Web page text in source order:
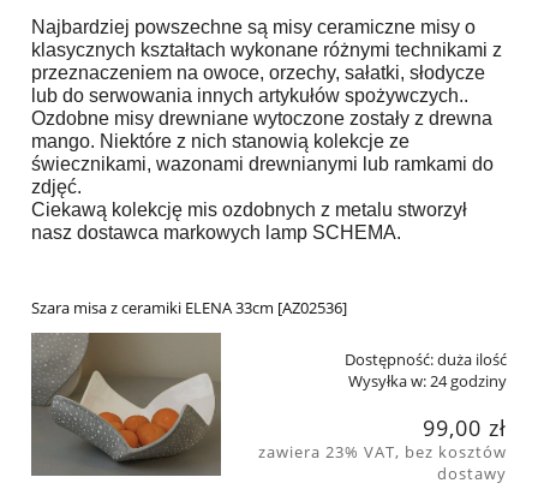
Najbardziej powszechne są misy ceramiczne misy o
klasycznych kształtach wykonane różnymi technikami z
przeznaczeniem na owoce, orzechy, sałatki, słodycze
lub do serwowania innych artykułów spożywczych..
Ozdobne misy drewniane wytoczone zostały z drewna
mango. Niektóre z nich stanowią kolekcje ze
świecznikami, wazonami drewnianymi lub ramkami do
zdjęć.
Ciekawą kolekcję mis ozdobnych z metalu stworzył
nasz dostawca markowych lamp SCHEMA.
Szara misa z ceramiki ELENA 33cm [AZ02536]
Dostępność:duża ilość
Wysyłka w:24 godziny
99,00 zł
zawiera 23% VAT, bez kosztów
dostawy